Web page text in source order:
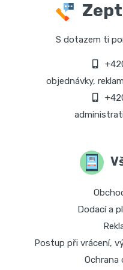
S dotazem ti
objednávky,
Dodací a
Postup při vrácení,
Ochrana